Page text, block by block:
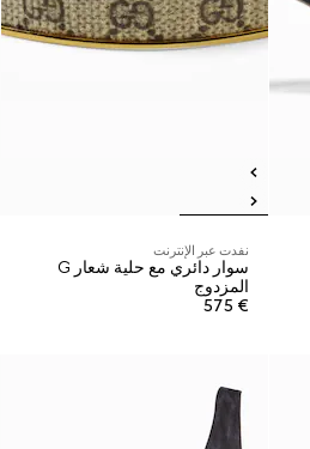
نفدت عبر الإنترنت
سوار دائري مع حلية شعار G
المزدوج
€ 575